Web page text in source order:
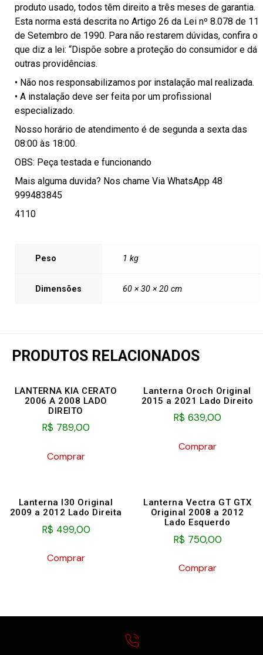
produto usado, todos têm direito a três meses de garantia.
Esta norma está descrita no Artigo 26 da Lei nº 8.078 de 11
de Setembro de 1990. Para não restarem dúvidas, confira o
que diz a lei: “Dispõe sobre a proteção do consumidor e dá
outras providências.
• Não nos responsabilizamos por instalação mal realizada.
• A instalação deve ser feita por um profissional
especializado.
Nosso horário de atendimento é de segunda a sexta das
08:00 às 18:00.
OBS: Peça testada e funcionando
Mais alguma duvida? Nos chame Via WhatsApp 48
999483845
4110
Peso 1 kg
Dimensões 60 × 30 × 20 cm
PRODUTOS RELACIONADOS
LANTERNA KIA CERATO
2006 A 2008 LADO
DIREITO
R$ 789,00
Comprar
Lanterna Oroch Original
2015 a 2021 Lado Direito
R$ 639,00
Comprar
Lanterna I30 Original
2009 a 2012 Lado Direita
R$499,00
Comprar
Lanterna Vectra GT GTX
Original 2008 a 2012
Lado Esquerdo
R$750,00
Comprar